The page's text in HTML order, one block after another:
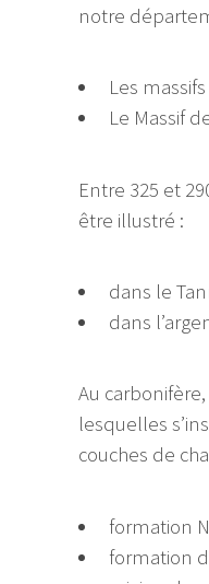
notre
Les
Le Massif
Entre 325 et
être illustré :
dans le
dans
Au
lesquelles
couches de
formation
formation